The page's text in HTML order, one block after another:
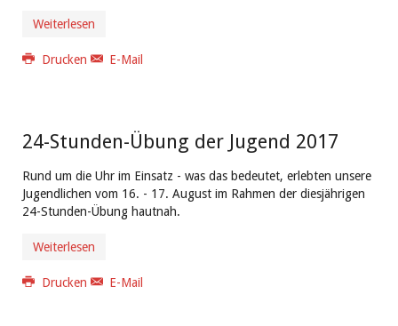
Weiterlesen
Drucken E-Mail
24-Stunden-Übung der Jugend 2017
Rund um die Uhr im Einsatz - was das bedeutet, erlebten unsere
Jugendlichen vom 16. - 17. August im Rahmen der diesjährigen
24-Stunden-Übung hautnah.
Weiterlesen
Drucken E-Mail